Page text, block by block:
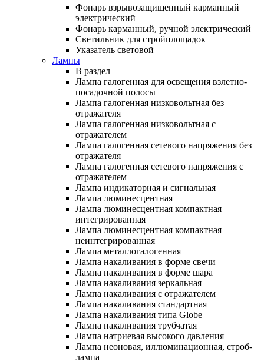
Фонарь взрывозащищенный карманный
электрический
Фонарь карманный, ручной электрический
Светильник для стройплощадок
Указатель световой
Лампы
В раздел
Лампа галогенная для освещения взлетно-
посадочной полосы
Лампа галогенная низковольтная без
отражателя
Лампа галогенная низковольтная с
отражателем
Лампа галогенная сетевого напряжения без
отражателя
Лампа галогенная сетевого напряжения с
отражателем
Лампа индикаторная и сигнальная
Лампа люминесцентная
Лампа люминесцентная компактная
интегрированная
Лампа люминесцентная компактная
неинтегрированная
Лампа металлогалогенная
Лампа накаливания в форме свечи
Лампа накаливания в форме шара
Лампа накаливания зеркальная
Лампа накаливания с отражателем
Лампа накаливания стандартная
Лампа накаливания типа Globe
Лампа накаливания трубчатая
Лампа натриевая высокого давления
Лампа неоновая, иллюминационная, строб-
лампа